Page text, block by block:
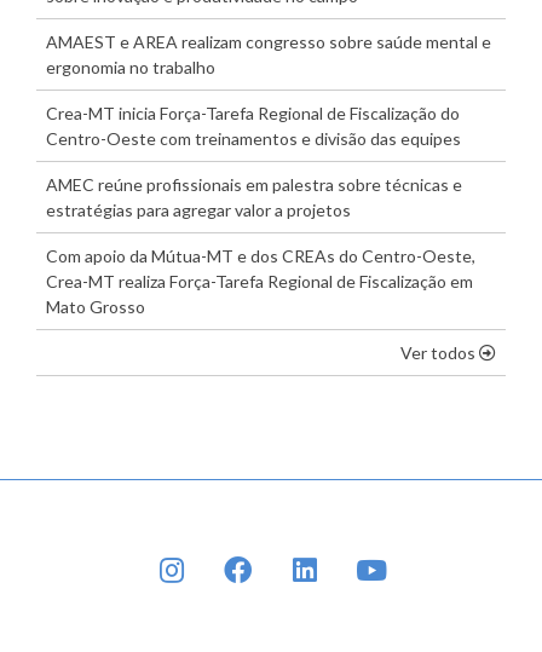
AMAEST e AREA realizam congresso sobre saúde mental e
ergonomia no trabalho
Crea-MT inicia Força-Tarefa Regional de Fiscalização do
Centro-Oeste com treinamentos e divisão das equipes
AMEC reúne profissionais em palestra sobre técnicas e
estratégias para agregar valor a projetos
Com apoio da Mútua-MT e dos CREAs do Centro-Oeste,
Crea-MT realiza Força-Tarefa Regional de Fiscalização em
Mato Grosso
Ver todos os
INSTAGRAMFACEBOOKLINKEDIN